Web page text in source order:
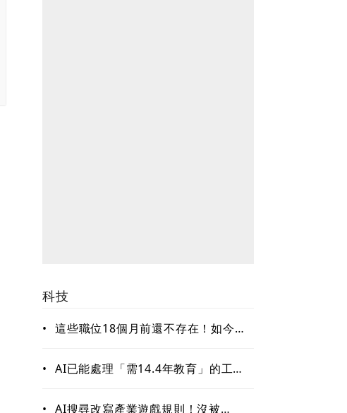
科技
• 這些職位18個月前還不存在！如今年
缺哪種人才？
• AI已能處理「需14.4年教育」的工
最值錢的是這些
• AI搜尋改寫產業遊戲規則！沒被